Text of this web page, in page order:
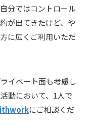
自分ではコントロール
が出てきたけど、や
に広くご利用いただ
イベート面も考慮し
動において、1人で
にご相談くだ